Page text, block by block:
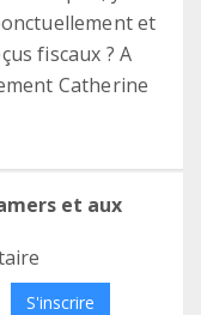
et
fiscaux ? A
Catherine
et aux
S'inscrire